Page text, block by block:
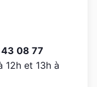
08 77
12h et 13h à